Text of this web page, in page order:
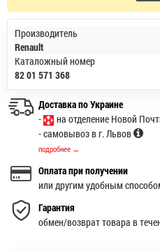
Производитель
Renault
Каталожный номер
82 01 571 368
Доставка по Украине
-
на отделение Новой
- самовывоз в г. Львов
подробнее →
Оплата при получении
или другим удобным
Гарантия
обмен/возврат товара в